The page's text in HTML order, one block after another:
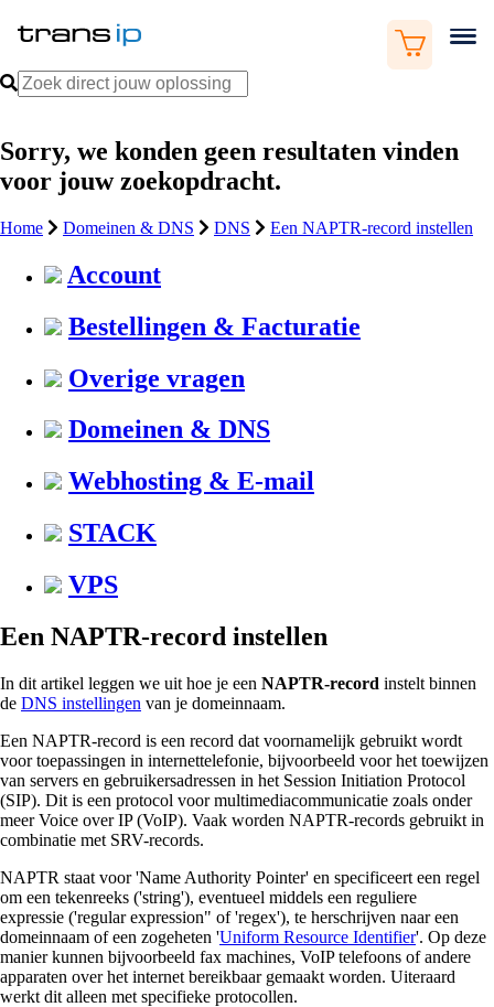
Sorry, we konden geen resultaten vinden
voor jouw zoekopdracht.
Home Domeinen & DNS DNS Een NAPTR-record instellen
Account
Bestellingen & Facturatie
Overige vragen
Domeinen & DNS
Webhosting & E-mail
STACK
VPS
Een NAPTR-record instellen
In dit artikel leggen we uit hoe je een NAPTR-record instelt binnen
de DNS instellingen van je domeinnaam.
Een NAPTR-record is een record dat voornamelijk gebruikt wordt
voor toepassingen in internettelefonie, bijvoorbeeld voor het toewijzen
van servers en gebruikersadressen in het Session Initiation Protocol
(SIP). Dit is een protocol voor multimediacommunicatie zoals onder
meer Voice over IP (VoIP). Vaak worden NAPTR-records gebruikt in
combinatie met SRV-records.
NAPTR staat voor 'Name Authority Pointer' en specificeert een regel
om een tekenreeks ('string'), eventueel middels een reguliere
expressie ('regular expression" of 'regex'), te herschrijven naar een
domeinnaam of een zogeheten 'Uniform Resource Identifier'. Op deze
manier kunnen bijvoorbeeld fax machines, VoIP telefoons of andere
apparaten over het internet bereikbaar gemaakt worden. Uiteraard
werkt dit alleen met specifieke protocollen.